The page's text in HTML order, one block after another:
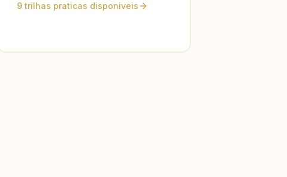
9 trilhas praticas disponiveis